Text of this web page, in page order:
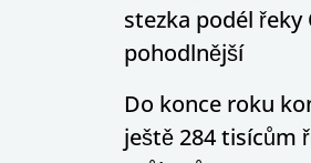
stezka podél řeky
pohodlnější
Do konce roku
ještě 284 tisícům